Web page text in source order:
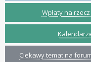
Wpłaty na
Ciekawy temat na